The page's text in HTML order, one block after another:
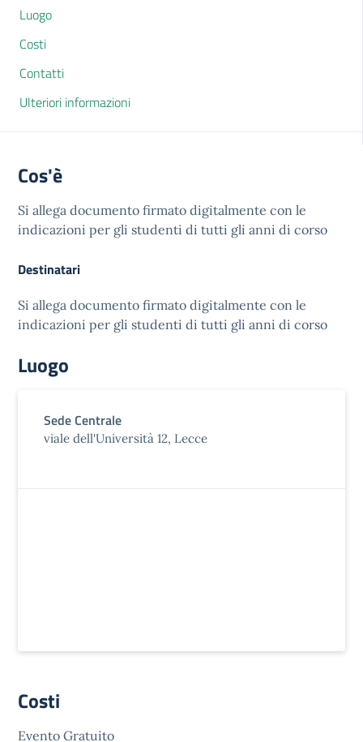
Luogo
Costi
Contatti
Ulteriori informazioni
Cos'è
Si allega documento firmato digitalmente con le
indicazioni per gli studenti di tutti gli anni di corso
Destinatari
Si allega documento firmato digitalmente con le
indicazioni per gli studenti di tutti gli anni di corso
Luogo
Sede Centrale
viale dell'Università 12, Lecce
Costi
Evento Gratuito